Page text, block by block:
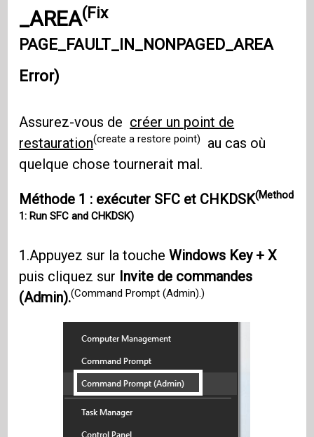
_AREA(Fix
PAGE_FAULT_IN_NONPAGED_AREA
Error)
Assurez-vous de créer un point de
restauration(create a restore point)
au cas où
quelque chose tournerait mal.
Méthode 1 : exécuter SFC et CHKDSK(Method
1: Run SFC and CHKDSK)
1.Appuyez sur la toucheWindows Key + X
puis cliquez sur Invite de commandes
(Admin).(Command Prompt (Admin).)